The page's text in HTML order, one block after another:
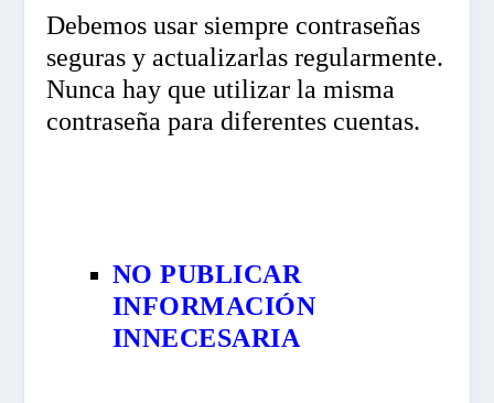
Debemos usar siempre contraseñas
seguras y actualizarlas regularmente.
Nunca hay que utilizar la misma
contraseña para diferentes cuentas.
NO PUBLICAR
INFORMACIÓN
INNECESARIA